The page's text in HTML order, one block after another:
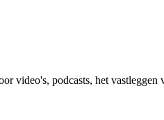
video's, podcasts, het